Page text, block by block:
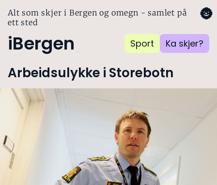
Alt som skjer i Bergen og omegn - samlet på
ett sted
iBergen Sport Ka skjer?
🌚
Arbeidsulykke i Storebotn